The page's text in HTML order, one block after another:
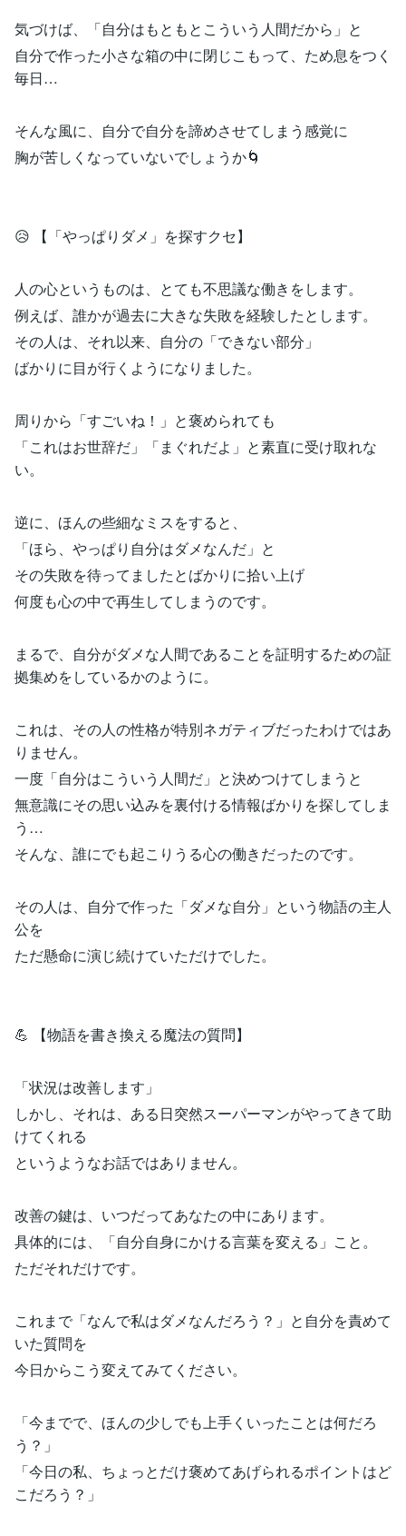
気づけば、「自分はもともとこういう人間だから」と
自分で作った小さな箱の中に閉じこもって、ため息をつく
毎日…
そんな風に、自分で自分を諦めさせてしまう感覚に
胸が苦しくなっていないでしょうか🌀
😥 【「やっぱりダメ」を探すクセ】
人の心というものは、とても不思議な働きをします。
例えば、誰かが過去に大きな失敗を経験したとします。
その人は、それ以来、自分の「できない部分」
ばかりに目が行くようになりました。
周りから「すごいね！」と褒められても
「これはお世辞だ」「まぐれだよ」と素直に受け取れな
い。
逆に、ほんの些細なミスをすると、
「ほら、やっぱり自分はダメなんだ」と
その失敗を待ってましたとばかりに拾い上げ
何度も心の中で再生してしまうのです。
まるで、自分がダメな人間であることを証明するための証
拠集めをしているかのように。
これは、その人の性格が特別ネガティブだったわけではあ
りません。
一度「自分はこういう人間だ」と決めつけてしまうと
無意識にその思い込みを裏付ける情報ばかりを探してしま
う…
そんな、誰にでも起こりうる心の働きだったのです。
その人は、自分で作った「ダメな自分」という物語の主人
公を
ただ懸命に演じ続けていただけでした。
💪 【物語を書き換える魔法の質問】
「状況は改善します」
しかし、それは、ある日突然スーパーマンがやってきて助
けてくれる
というようなお話ではありません。
改善の鍵は、いつだってあなたの中にあります。
具体的には、「自分自身にかける言葉を変える」こと。
ただそれだけです。
これまで「なんで私はダメなんだろう？」と自分を責めて
いた質問を
今日からこう変えてみてください。
「今までで、ほんの少しでも上手くいったことは何だろ
う？」
「今日の私、ちょっとだけ褒めてあげられるポイントはど
こだろう？」